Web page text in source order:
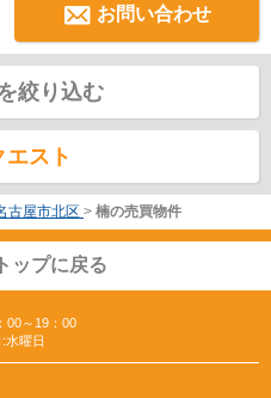
お問い合わせ
絞り込む
スト
古屋市北区 > 楠の売買物件
ップに戻る
00～19：00
水曜日